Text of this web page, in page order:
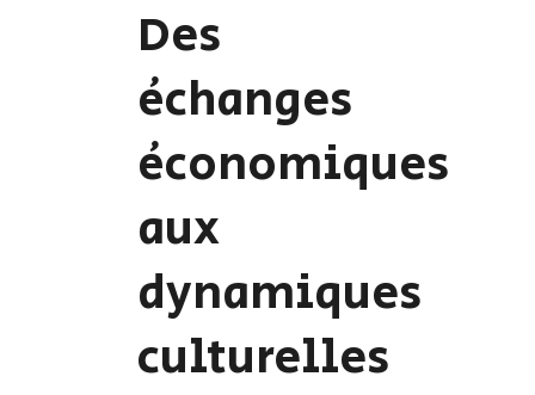
Des
échanges
économiques
aux
dynamiques
culturelles